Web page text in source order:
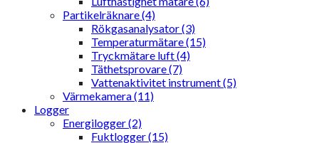
Partikelräknare (4)
Rökgasanalysator (3)
Temperaturmätare (15)
Tryckmätare luft (4)
Täthetsprovare (7)
Vattenaktivitet instrument (5)
Värmekamera (11)
Logger
Energilogger (2)
Fuktlogger (15)